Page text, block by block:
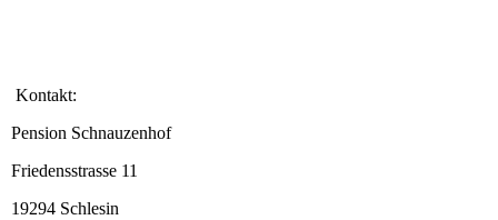
Kontakt:
Pension Schnauzenhof
Friedensstrasse 11
19294 Schlesin